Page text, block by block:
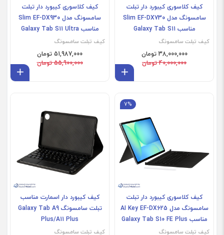
کیف کلاسوری کیبورد دار تبلت
سامسونگ مدل Slim EF-DX730
مناسب Galaxy Tab S11
کیف تبلت سامسونگ
38,000,000 تومان
40,000,000 تومان
کیف کلاسوری کیبورد دار تبلت
سامسونگ مدل Slim EF-DX930
مناسب Galaxy Tab S11 Ultra
کیف تبلت سامسونگ
51,987,000 تومان
55,900,000 تومان
7%
کیف کلاسوری کیبورد دار تبلت
سامسونگ مدل AI Key EF-DX625
مناسب Galaxy Tab S10 FE Plus
کیف تبلت سامسونگ
کیف کیبورد دار اسمارت مناسب
تبلت سامسونگ Galaxy Tab A9
Plus/A11 Plus
کیف تبلت سامسونگ